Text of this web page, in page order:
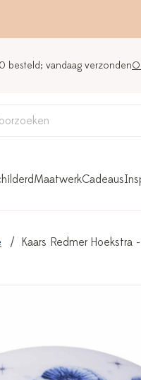
besteld; vandaag verzonden
MaatwerkCadeaus
Kaars Redmer